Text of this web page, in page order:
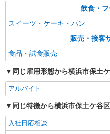
飲食・
スイーツ・ケーキ・パン
販売・接客
食品・試食販売
同じ雇用形態から横浜市保土
アルバイト
同じ特徴から横浜市保土ケ谷
入社日応相談